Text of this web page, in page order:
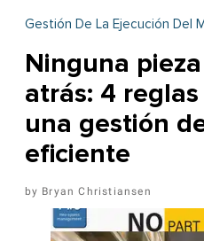
Gestión De La Ejecución Del
Ninguna
atrás: 4
una gestión
eficiente
Bryan Christiansen